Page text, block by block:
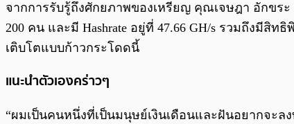
จากการรับรู้ถึงศักยภาพของเหรียญ คุณเจษฎา อักขร
200 คน และมี Hashrate อยู่ที่ 47.66 GH/s รวมถึงมี
เติบโตแบบก้าวกระโดดนี้
แนะนำตัวเองคร่าวๆ
“ผมเป็นคนหนึ่งที่เป็นมนุษย์เงินเดือนและฝันอยากจะล